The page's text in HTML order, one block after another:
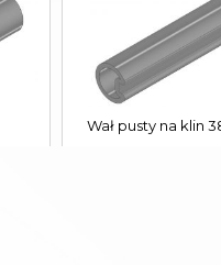
Wał pusty na klin